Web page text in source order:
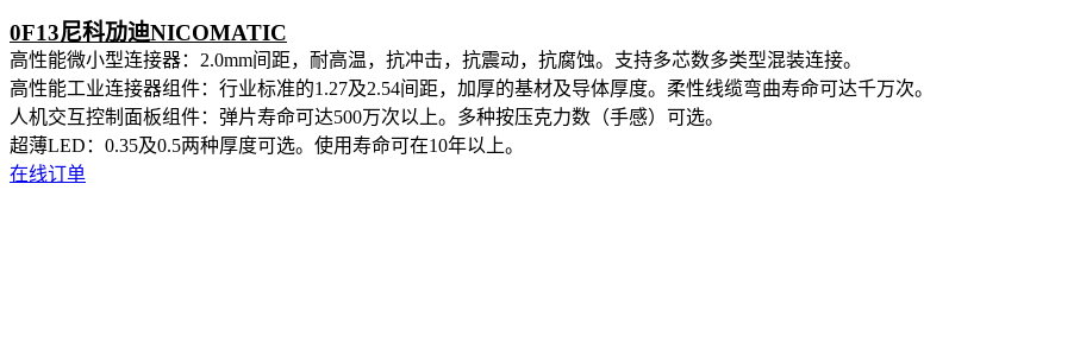
0F13尼科劢迪NICOMATIC
高性能微小型连接器：2.0mm间距，耐高温，抗冲击，抗震动，抗腐蚀。支持多芯数多类型混装连接。
高性能工业连接器组件：行业标准的1.27及2.54间距，加厚的基材及导体厚度。柔性线缆弯曲寿命可达千万次。
人机交互控制面板组件：弹片寿命可达500万次以上。多种按压克力数（手感）可选。
超薄LED：0.35及0.5两种厚度可选。使用寿命可在10年以上。
在线订单